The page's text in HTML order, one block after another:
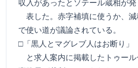
収入があったとソテール蔵相が発
表した。赤字補填に使うか、
で使い道が議論されている。
□「黒人とマグレブ人はお断り」
と求人案内に掲載したトゥー